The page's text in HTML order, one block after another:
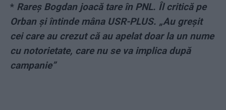
* Rareş Bogdan joacă tare în PNL. Îl critică pe
Orban şi întinde mâna USR-PLUS. „Au greşit
cei care au crezut că au apelat doar la un nume
cu notorietate, care nu se va implica după
campanie”